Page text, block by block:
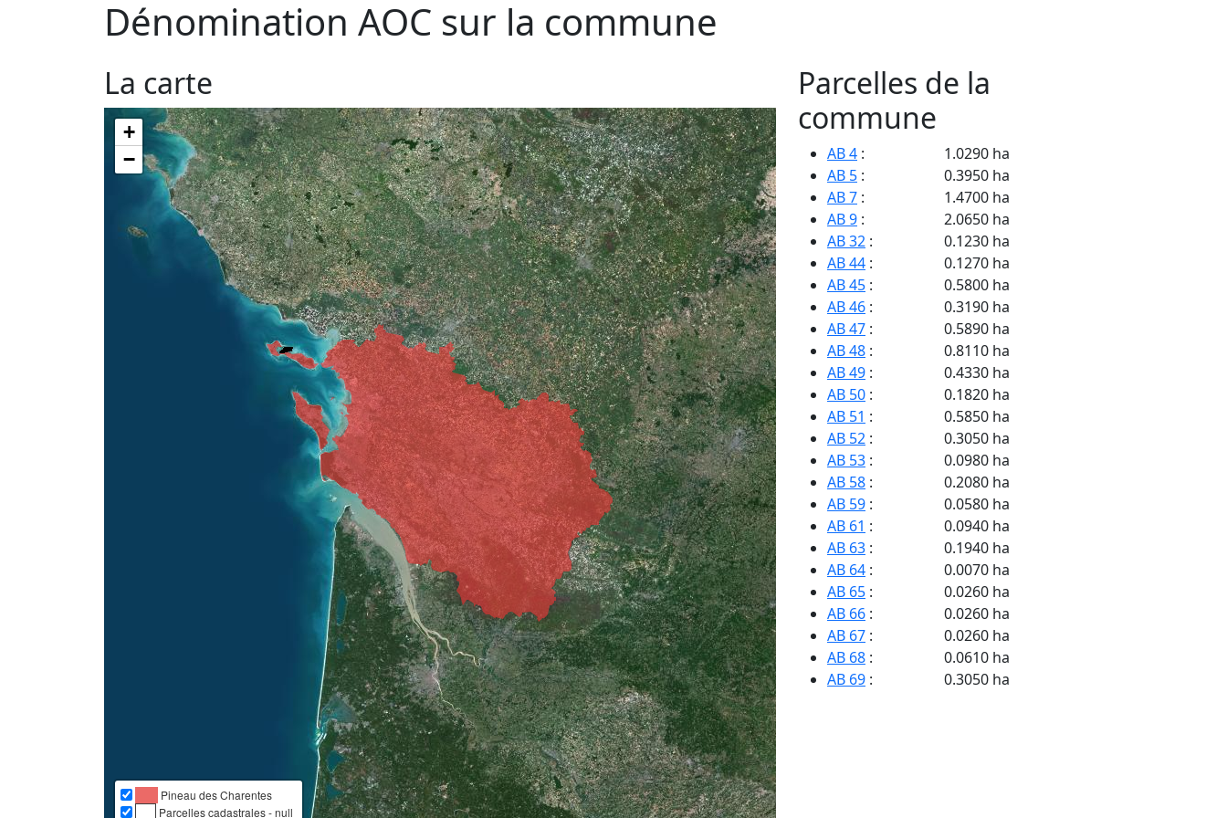
Dénomination AOC sur la commune
La carte
+
−
Pineau des Charentes
Parcelles cadastrales - null
Parcelles de la
commune
AB 4 :
1.0290 ha
AB 5 :
0.3950 ha
AB 7 :
1.4700 ha
AB 9 :
2.0650 ha
AB 32 :
0.1230 ha
AB 44 :
0.1270 ha
AB 45 :
0.5800 ha
AB 46 :
0.3190 ha
AB 47 :
0.5890 ha
AB 48 :
0.8110 ha
AB 49 :
0.4330 ha
AB 50 :
0.1820 ha
AB 51 :
0.5850 ha
AB 52 :
0.3050 ha
AB 53 :
0.0980 ha
AB 58 :
0.2080 ha
AB 59 :
0.0580 ha
AB 61 :
0.0940 ha
AB 63 :
0.1940 ha
AB 64 :
0.0070 ha
AB 65 :
0.0260 ha
AB 66 :
0.0260 ha
AB 67 :
0.0260 ha
AB 68 :
0.0610 ha
AB 69 :
0.3050 ha